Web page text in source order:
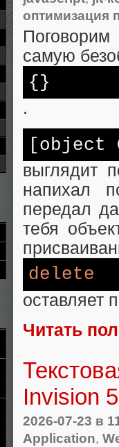
оптимизация
самую
{}
.
[object
выглядит
напихал
передал
тебя
delete
оставляет
Читать
Invision
2026-07-23 в
Application,